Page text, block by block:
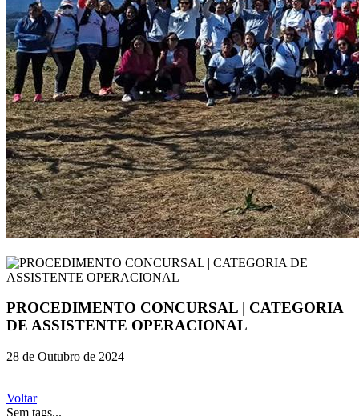
PROCEDIMENTO CONCURSAL | CATEGORIA
DE ASSISTENTE OPERACIONAL
28 de Outubro de 2024
Voltar
Sem tags...